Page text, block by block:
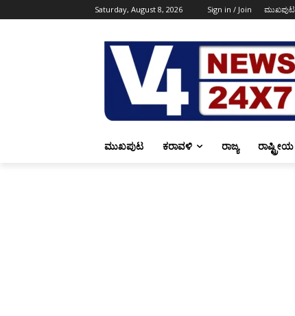
Saturday, August 8, 2026 Sign in / Join ಮುಖಪುಟ
ಮುಖಪುಟ ಕರಾವಳಿ ರಾಜ್ಯ ರಾಷ್ಟ್ರೀಯ